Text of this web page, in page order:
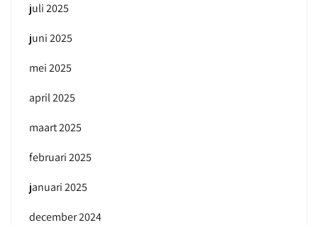
juli 2025
juni 2025
mei 2025
april 2025
maart 2025
februari 2025
januari 2025
december 2024